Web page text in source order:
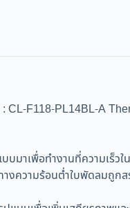
F118-PL14BL-A
าเพื่อทำงานที่ความเร็ว
ความร้อนต่ำใบพัดลมถูก